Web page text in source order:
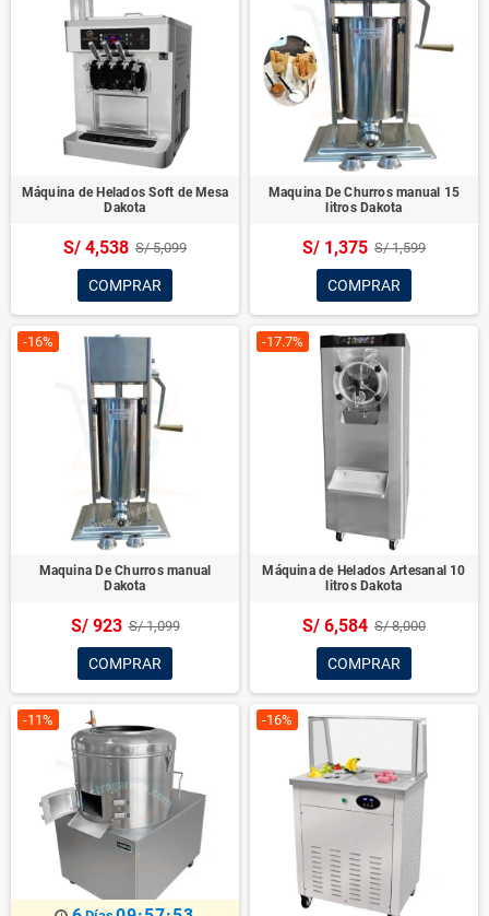
Máquina de Helados Soft de Mesa
Dakota
S/ 4,538 S/ 5,099
COMPRAR
Maquina De Churros manual 15
litros Dakota
S/ 1,375 S/ 1,599
COMPRAR
-16%
Maquina De Churros manual
Dakota
S/ 923 S/ 1,099
COMPRAR
-17.7%
Máquina de Helados Artesanal 10
litros Dakota
S/ 6,584 S/ 8,000
COMPRAR
-11% -16%